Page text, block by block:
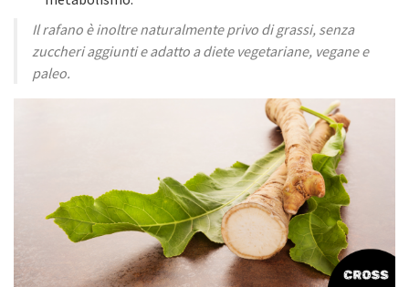
Il rafano è inoltre naturalmente privo di grassi, senza
zuccheri aggiunti e adatto a diete vegetariane, vegane e
paleo.